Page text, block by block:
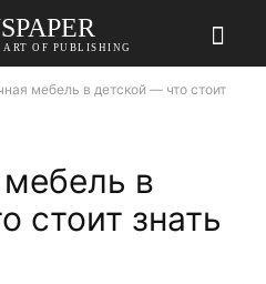
OF PUBLISHING
мебель в детской — что стоит
в
стоит знать